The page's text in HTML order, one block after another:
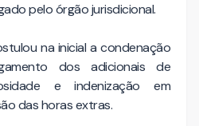
pelo órgão jurisdicional.
na inicial a condenação
dos adicionais de
e indenização em
das horas extras.